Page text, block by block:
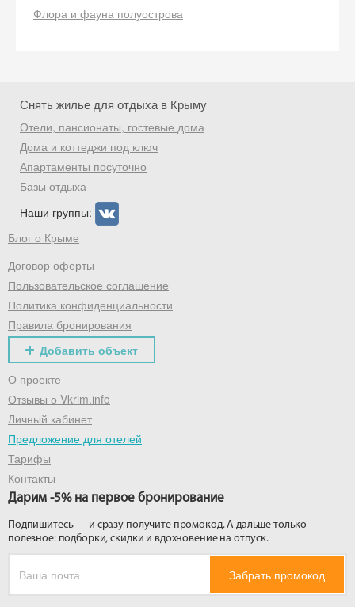
Флора и фауна полуострова
Снять жилье для отдыха в Крыму
Отели, пансионаты, гостевые дома
Дома и коттеджи под ключ
Апартаменты посуточно
Базы отдыха
Наши группы:
Блог о Крыме
Договор оферты
Пользовательское соглашение
Политика конфиденциальности
Правила бронирования
Добавить объект
О проекте
Отзывы о Vkrim.info
Личный кабинет
Предложение для отелей
Тарифы
Контакты
Дарим -5% на первое бронирование
Подпишитесь — и сразу получите промокод. А дальше только
полезное: подборки, скидки и вдохновение на отпуск.
Забрать промокод
Хочешь дешевле? Оставь почту и получи
Получить промокод